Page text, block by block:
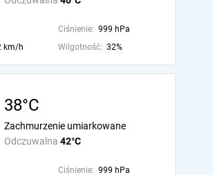
Ciśnienie: 999 hPa
km/h Wilgotność: 32%
38°C
Odczuwalna 42°C
Zachmurzenie umiarkowane
Ciśnienie: 999 hPa